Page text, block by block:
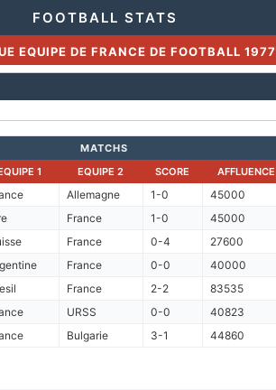
FOOTBALL STATS
EQUIPE DE FRANCE DE FOOTBALL 1977
MATCHS
1 EQUIPE 2 SCORE AFFLUENCE
Allemagne 1-0 45000
France 1-0 45000
France 0-4 27600
France 0-0 40000
France 2-2 83535
URSS 0-0 40823
Bulgarie 3-1 44860